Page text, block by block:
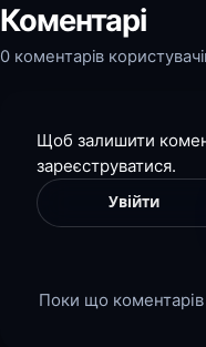
Коментарі
0 коментарів
Щоб залишити
зареєструватися.
Увійти
Поки що